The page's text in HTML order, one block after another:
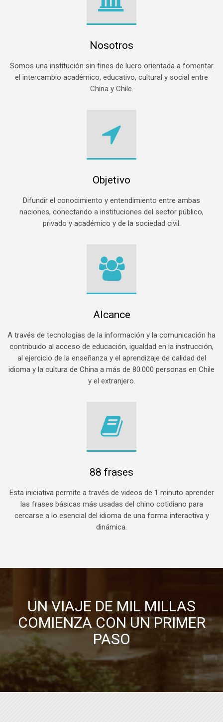
Nosotros
Somos una institución sin fines de lucro orientada a fomentar
el intercambio académico, educativo, cultural y social entre
China y Chile.
Objetivo
Difundir el conocimiento y entendimiento entre ambas
naciones, conectando a instituciones del sector público,
privado y académico y de la sociedad civil.
Alcance
A través de tecnologías de la información y la comunicación ha
contribuido al acceso de educación, igualdad en la instrucción,
al ejercicio de la enseñanza y el aprendizaje de calidad del
idioma y la cultura de China a más de 80.000 personas en Chile
y el extranjero.
88 frases
Esta iniciativa permite a través de videos de 1 minuto aprender
las frases básicas más usadas del chino cotidiano para
cercarse a lo esencial del idioma de una forma interactiva y
dinámica.
UN VIAJE DE MIL MILLAS
COMIENZA CON UN PRIMER
PASO